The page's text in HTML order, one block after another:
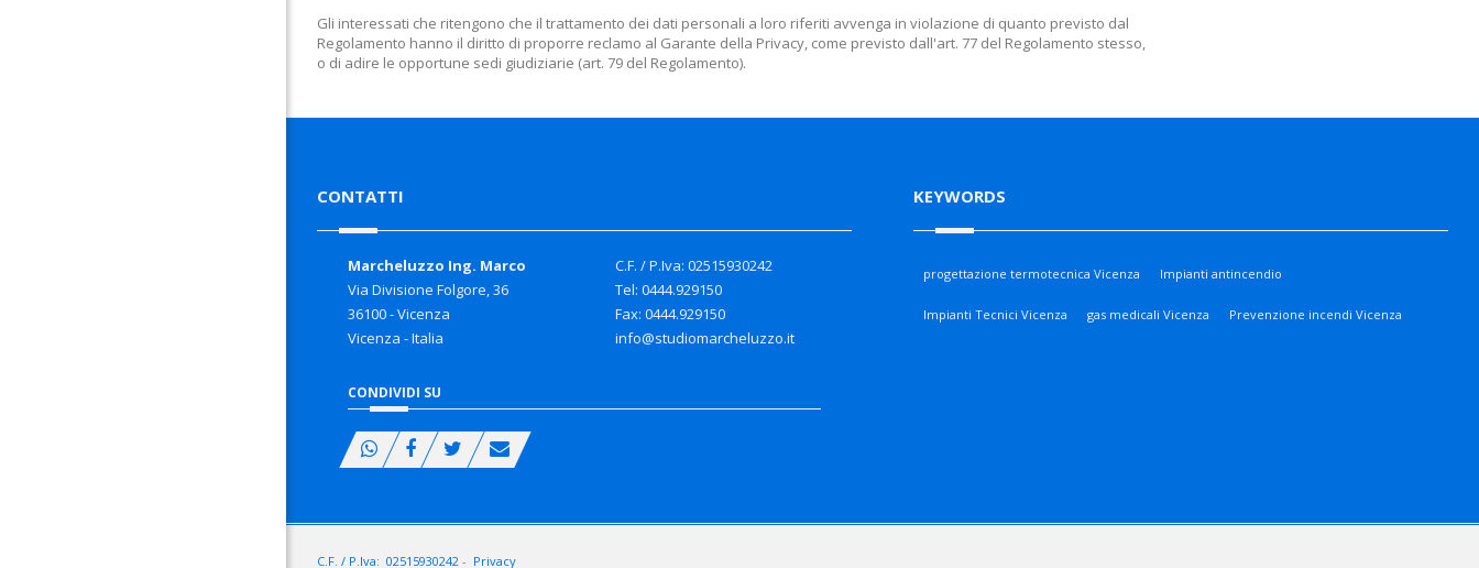
Gli interessati che ritengono che il trattamento dei dati personali a loro riferiti avvenga in violazione di quanto previsto dal
Regolamento hanno il diritto di proporre reclamo al Garante della Privacy, come previsto dall'art. 77 del Regolamento stesso,
o di adire le opportune sedi giudiziarie (art. 79 del Regolamento).
CONTATTI
Marcheluzzo Ing. Marco
Via Divisione Folgore, 36
36100 - Vicenza
Vicenza - Italia
C.F. / P.Iva: 02515930242
Tel: 0444.929150
Fax: 0444.929150
info@studiomarcheluzzo.it
CONDIVIDI SU
KEYWORDS
progettazione termotecnica Vicenza Impianti antincendio
Impianti Tecnici Vicenza gas medicali Vicenza Prevenzione incendi Vicenza
C.F. / P.Iva: 02515930242 - Privacy